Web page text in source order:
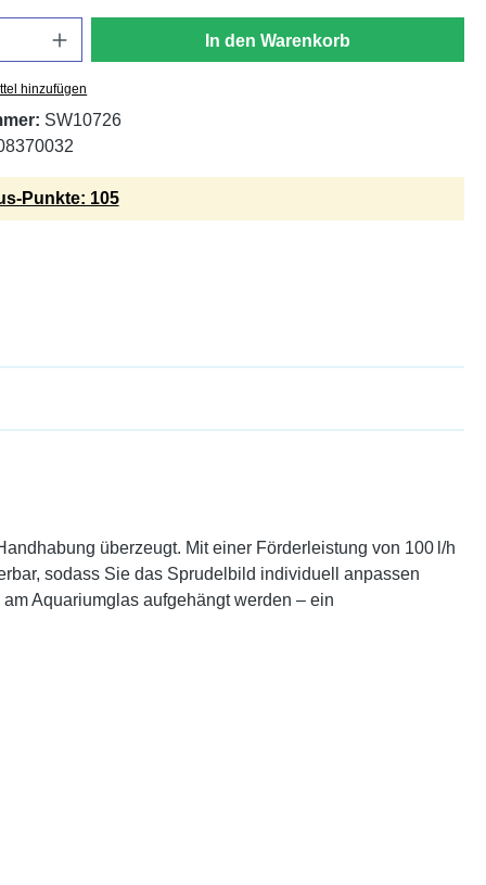
In den Warenkorb
hinzufügen
SW10726
Punkte: 105
überzeugt. Mit einer Förderleistung von 100 l/h
sodass Sie das Sprudelbild individuell anpassen
Aquariumglas aufgehängt werden – ein